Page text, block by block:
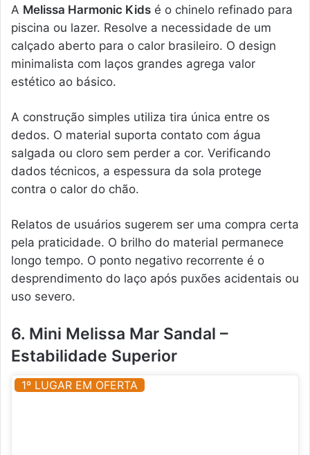
A Melissa Harmonic Kids é o chinelo refinado para
piscina ou lazer. Resolve a necessidade de um
calçado aberto para o calor brasileiro. O design
minimalista com laços grandes agrega valor
estético ao básico.
A construção simples utiliza tira única entre os
dedos. O material suporta contato com água
salgada ou cloro sem perder a cor. Verificando
dados técnicos, a espessura da sola protege
contra o calor do chão.
Relatos de usuários sugerem ser uma compra certa
pela praticidade. O brilho do material permanece
longo tempo. O ponto negativo recorrente é o
desprendimento do laço após puxões acidentais ou
uso severo.
6. Mini Melissa Mar Sandal –
Estabilidade Superior
1º LUGAR EM OFERTA